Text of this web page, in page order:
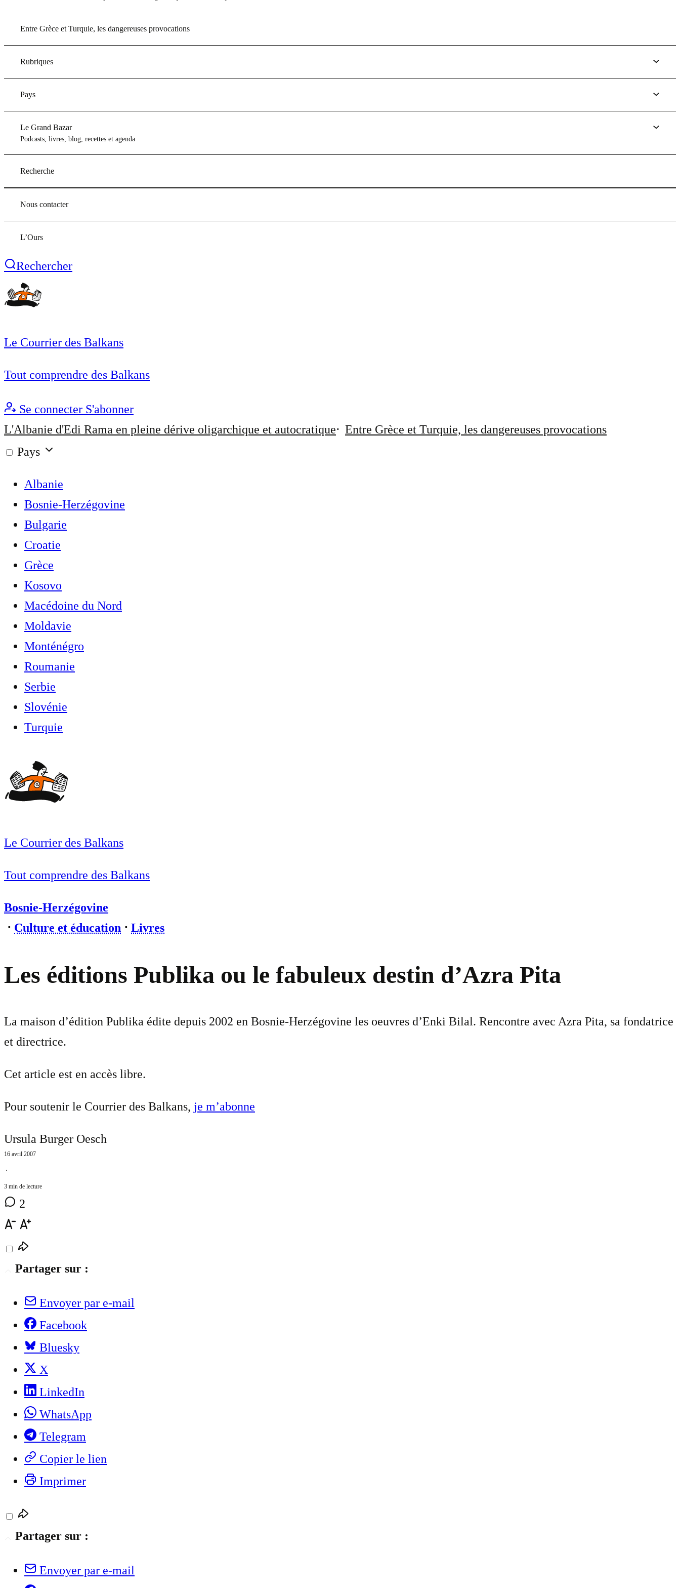
Entre Grèce et Turquie, les dangereuses provocations
Rubriques
Pays
Le Grand Bazar
Podcasts, livres, blog, recettes et agenda
Recherche
Nous contacter
L’Ours
Rechercher
Le Courrier des Balkans
Tout comprendre des Balkans
Se connecter S'abonner
L'Albanie d'Edi Rama en pleine dérive oligarchique et autocratique
Entre Grèce et Turquie, les dangereuses provocations
Pays
Albanie
Bosnie-Herzégovine
Bulgarie
Croatie
Grèce
Kosovo
Macédoine du Nord
Moldavie
Monténégro
Roumanie
Serbie
Slovénie
Turquie
Le Courrier des Balkans
Tout comprendre des Balkans
Bosnie-Herzégovine
⋅ Culture et éducation ⋅ Livres
Les éditions Publika ou le fabuleux destin d’Azra Pita
La maison d’édition Publika édite depuis 2002 en Bosnie-Herzégovine les oeuvres d’Enki Bilal. Rencontre avec Azra Pita, sa fondatrice
et directrice.
Cet article est en accès libre.
Pour soutenir le Courrier des Balkans, je m’abonne
Ursula Burger Oesch
16 avril 2007
⋅
3 min de lecture
2
Partager sur :
Envoyer par e-mail
Facebook
Bluesky
X
LinkedIn
WhatsApp
Telegram
Copier le lien
Imprimer
Partager sur :
Envoyer par e-mail